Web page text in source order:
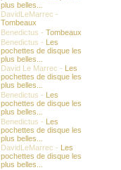
plus belles...
DavidLeMarrec -
Tombeaux
Benedictus -Tombeaux
Benedictus - Les
pochettes de disque les
plus belles...
David Le Marrec -
Les
pochettes de disque les
plus belles...
Benedictus - Les
pochettes de disque les
plus belles...
Benedictus - Les
pochettes de disque les
plus belles...
DavidLeMarrec -
Les
pochettes de disque les
plus belles...